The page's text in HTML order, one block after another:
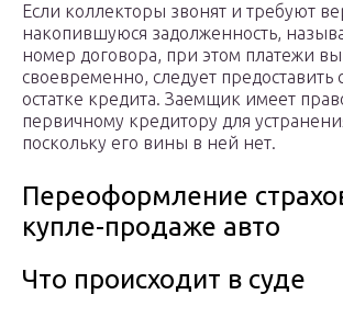
Если коллекторы звонят и требуют
накопившуюся задолженность,
номер договора, при этом платежи
своевременно, следует предоставить
остатке кредита. Заемщик имеет
первичному кредитору для
поскольку его вины в ней нет.
Переоформление
купле-продаже авто
Что происходит в суде